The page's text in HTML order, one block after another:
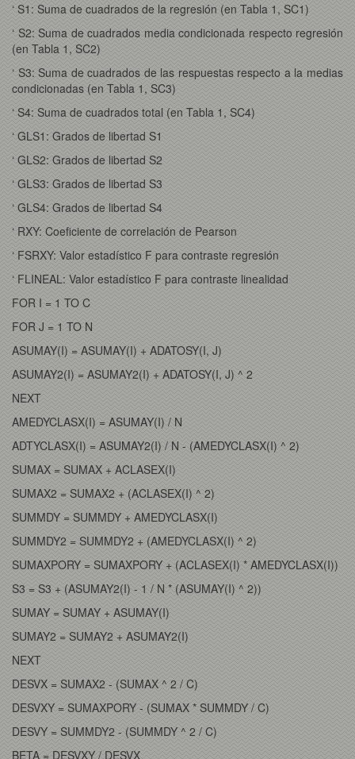
‘ S1: Suma de cuadrados de la regresión (en Tabla 1, SC1)
‘ S2: Suma de cuadrados media condicionada respecto regresión
(en Tabla 1, SC2)
‘ S3: Suma de cuadrados de las respuestas respecto a la medias
condicionadas (en Tabla 1, SC3)
‘ S4: Suma de cuadrados total (en Tabla 1, SC4)
‘ GLS1: Grados de libertad S1
‘ GLS2: Grados de libertad S2
‘ GLS3: Grados de libertad S3
‘ GLS4: Grados de libertad S4
‘ RXY: Coeficiente de correlación de Pearson
‘ FSRXY: Valor estadístico F para contraste regresión
‘ FLINEAL: Valor estadístico F para contraste linealidad
FOR I = 1 TO C
FOR J = 1 TO N
ASUMAY(I) = ASUMAY(I) + ADATOSY(I, J)
ASUMAY2(I) = ASUMAY2(I) + ADATOSY(I, J) ^ 2
NEXT
AMEDYCLASX(I) = ASUMAY(I) / N
ADTYCLASX(I) = ASUMAY2(I) / N - (AMEDYCLASX(I) ^ 2)
SUMAX = SUMAX + ACLASEX(I)
SUMAX2 = SUMAX2 + (ACLASEX(I) ^ 2)
SUMMDY = SUMMDY + AMEDYCLASX(I)
SUMMDY2 = SUMMDY2 + (AMEDYCLASX(I) ^ 2)
SUMAXPORY = SUMAXPORY + (ACLASEX(I) * AMEDYCLASX(I))
S3 = S3 + (ASUMAY2(I) - 1 / N * (ASUMAY(I) ^ 2))
SUMAY = SUMAY + ASUMAY(I)
SUMAY2 = SUMAY2 + ASUMAY2(I)
NEXT
DESVX = SUMAX2 - (SUMAX ^ 2 / C)
DESVXY = SUMAXPORY - (SUMAX * SUMMDY / C)
DESVY = SUMMDY2 - (SUMMDY ^ 2 / C)
BETA = DESVXY / DESVX